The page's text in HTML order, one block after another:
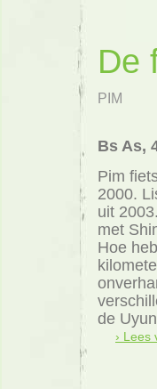
De
PIM
Bs As,
Pim
2000.
uit
met
Hoe
de
› Lees